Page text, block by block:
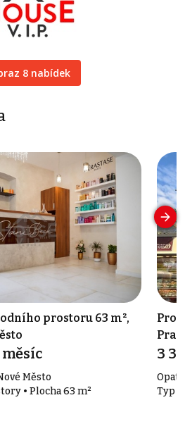
8 nabídek
prostoru 63 m²,
měsíc
Město
• Plocha 63 m²
3
Typ